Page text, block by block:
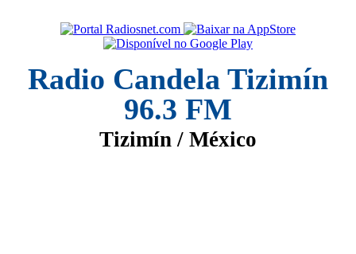
Radio Candela Tizimín
96.3 FM
Tizimín / México